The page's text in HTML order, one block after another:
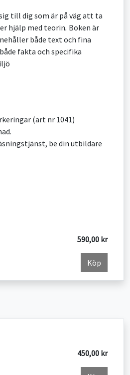
till dig som är på väg att ta
hjälp med teorin. Boken är
både text och fina
fakta och specifika
(art nr 1041)
be din utbildare
590,00 kr
Köp
450,00 kr